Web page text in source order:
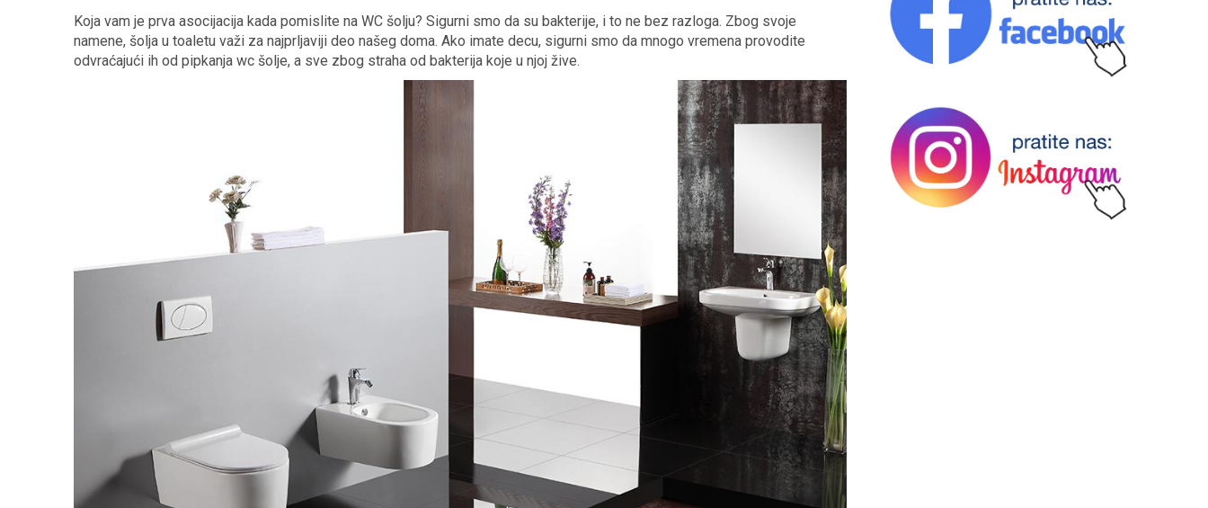
Koja vam je prva asocijacija kada pomislite na WC šolju? Sigurni smo da su bakterije, i to ne bez razloga. Zbog svoje
namene, šolja u toaletu važi za najprljaviji deo našeg doma. Ako imate decu, sigurni smo da mnogo vremena provodite
odvraćajući ih od pipkanja wc šolje, a sve zbog straha od bakterija koje u njoj žive.